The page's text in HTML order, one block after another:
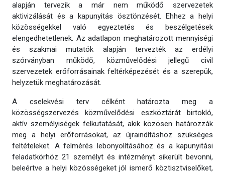
alapján tervezik a már nem működő szervezetek
aktivizálását és a kapunyitás ösztönzését. Ehhez a helyi
közösségekkel való egyeztetés és beszélgetések
elengedhetetlenek. Az adatlapon meghatározott mennyiségi
és szakmai mutatók alapján tervezték az erdélyi
szórványban működő, közművelődési jellegű civil
szervezetek erőforrásainak feltérképezését és a szerepük,
helyzetük meghatározását.
A cselekvési terv célként határozta meg a
közösségszervezés közművelődési eszköztárát birtokló,
aktív személyiségek felkutatását, akik közösen határozzák
meg a helyi erőforrásokat, az újraindításhoz szükséges
feltételeket. A felmérés lebonyolításához és a kapunyitási
feladatkörhöz 21 személyt és intézményt sikerült bevonni,
beleértve a helyi közösségeket jól ismerő köztisztviselőket,